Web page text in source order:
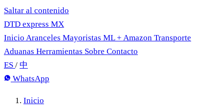
Saltar al contenido
DTD express MX
Inicio Aranceles Mayoristas ML + Amazon Transporte
Aduanas Herramientas Sobre Contacto
ES / 中
WhatsApp
Inicio